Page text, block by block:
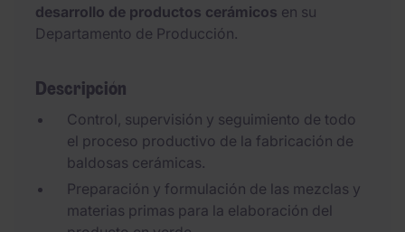
desarrollo de productos cerámicos en su
Departamento de Producción.
Descripción
Control, supervisión y seguimiento de todo
el proceso productivo de la fabricación de
baldosas cerámicas.
Preparación y formulación de las mezclas y
materias primas para la elaboración del